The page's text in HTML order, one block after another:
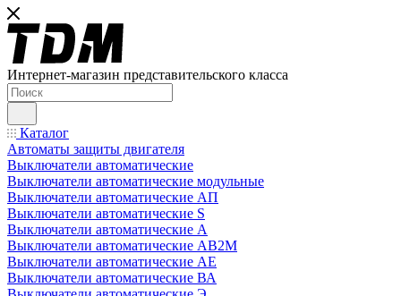
Интернет-магазин представительского класса
Каталог
Автоматы защиты двигателя
Выключатели автоматические
Выключатели автоматические модульные
Выключатели автоматические АП
Выключатели автоматические S
Выключатели автоматические А
Выключатели автоматические АВ2М
Выключатели автоматические АЕ
Выключатели автоматические ВА